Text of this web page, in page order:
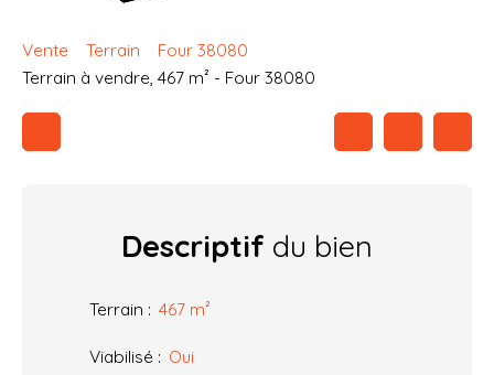
Vente Terrain
Four 38080
Terrain à vendre, 467 m² - Four 38080
Descriptif du bien
Terrain : 467 m²
Viabilisé : Oui